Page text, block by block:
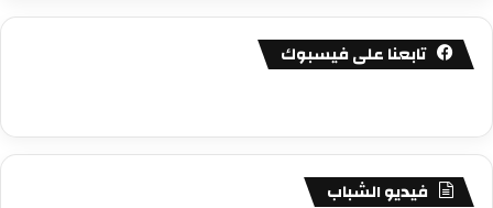
تابعنا على فيسبوك
فيديو الشباب